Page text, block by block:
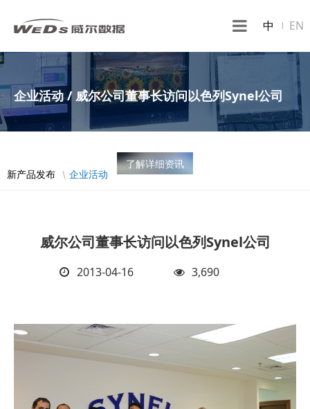
中 EN
企业活动 / 威尔公司董事长访问以色列Synel公司
新产品发布 企业活动
威尔公司董事长访问以色列Synel公司
2013-04-16 3,690
了解详细资讯